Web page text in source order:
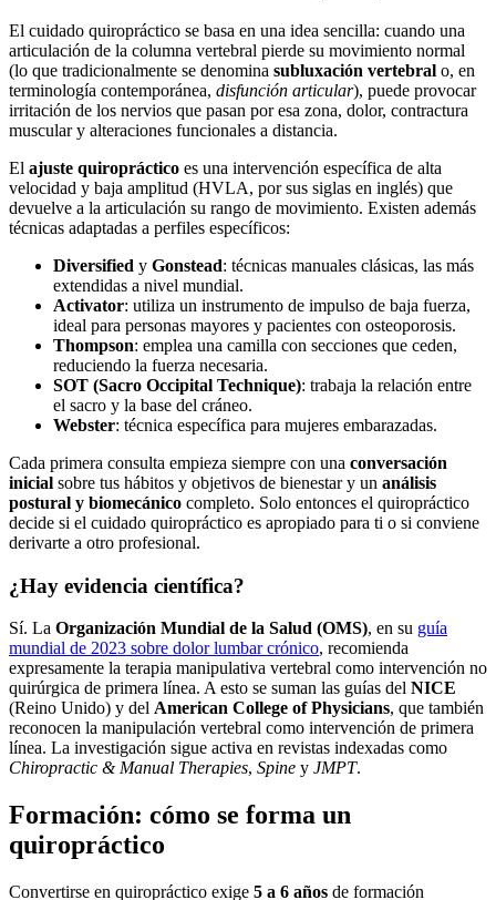
El cuidado quiropráctico se basa en una idea sencilla: cuando una
articulación de la columna vertebral pierde su movimiento normal
(lo que tradicionalmente se denomina subluxación vertebral o, en
terminología contemporánea, disfunción articular), puede provocar
irritación de los nervios que pasan por esa zona, dolor, contractura
muscular y alteraciones funcionales a distancia.
El ajuste quiropráctico es una intervención específica de alta
velocidad y baja amplitud (HVLA, por sus siglas en inglés) que
devuelve a la articulación su rango de movimiento. Existen además
técnicas adaptadas a perfiles específicos:
Diversified y Gonstead: técnicas manuales clásicas, las más
extendidas a nivel mundial.
Activator: utiliza un instrumento de impulso de baja fuerza,
ideal para personas mayores y pacientes con osteoporosis.
Thompson: emplea una camilla con secciones que ceden,
reduciendo la fuerza necesaria.
SOT (Sacro Occipital Technique): trabaja la relación entre
el sacro y la base del cráneo.
Webster: técnica específica para mujeres embarazadas.
Cada primera consulta empieza siempre con una conversación
inicial sobre tus hábitos y objetivos de bienestar y un análisis
postural y biomecánico completo. Solo entonces el quiropráctico
decide si el cuidado quiropráctico es apropiado para ti o si conviene
derivarte a otro profesional.
¿Hay evidencia científica?
Sí. La Organización Mundial de la Salud (OMS), en su guía
mundial de 2023 sobre dolor lumbar crónico, recomienda
expresamente la terapia manipulativa vertebral como intervención no
quirúrgica de primera línea. A esto se suman las guías del NICE
(Reino Unido) y del American College of Physicians, que también
reconocen la manipulación vertebral como intervención de primera
línea. La investigación sigue activa en revistas indexadas como
Chiropractic & Manual Therapies, Spine y JMPT.
Formación: cómo se forma un
quiropráctico
Convertirse en quiropráctico exige 5 a 6 años de formación